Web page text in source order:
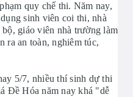
quy chế thi. Năm nay,
sinh viên coi thi, nhà
giáo viên nhà trường làm
ra an toàn, nghiêm túc,
5/7, nhiều thí sinh dự thi
Đề Hóa năm nay khá "dễ